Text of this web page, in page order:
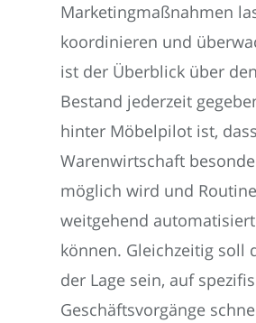
Marketingmaßnahmen
koordinieren und
ist der Überblick über
Bestand jederzeit
hinter Möbelpilot ist,
Warenwirtschaft
möglich wird und
weitgehend
können. Gleichzeitig soll
der Lage sein, auf
Geschäftsvorgänge